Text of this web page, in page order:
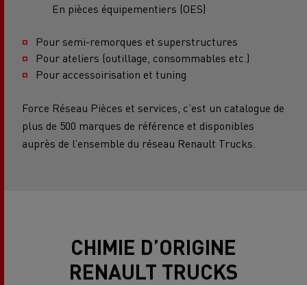
En pièces équipementiers (OES)
Pour semi-remorques et superstructures
Pour ateliers (outillage, consommables etc.)
Pour accessoirisation et tuning
Force Réseau Pièces et services, c’est un catalogue de
plus de 500 marques de référence et disponibles
auprès de l’ensemble du réseau Renault Trucks.
CHIMIE D’ORIGINE
RENAULT TRUCKS